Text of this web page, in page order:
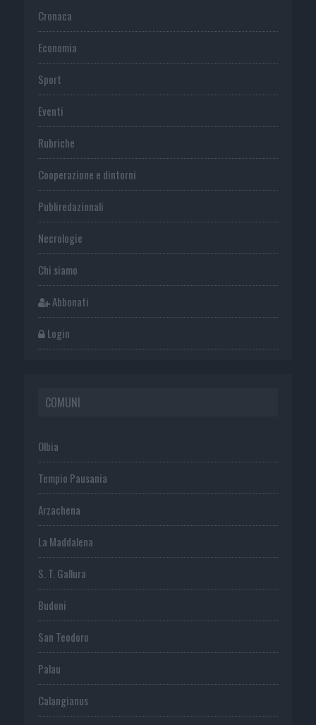
Cronaca
Economia
Sport
Eventi
Rubriche
Cooperazione e dintorni
Publiredazionali
Necrologie
Chi siamo
Abbonati
Login
COMUNI
Olbia
Tempio Pausania
Arzachena
La Maddalena
S. T. Gallura
Budoni
San Teodoro
Palau
Calangianus